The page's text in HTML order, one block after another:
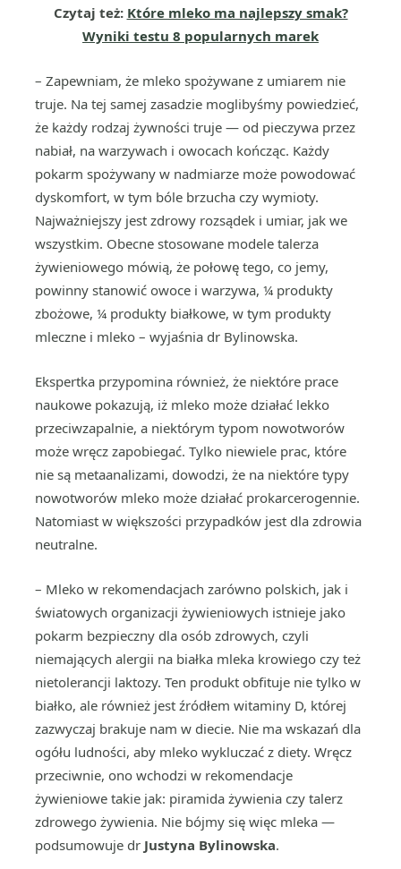
Czytaj też: Które mleko ma najlepszy smak?
Wyniki testu 8 popularnych marek
– Zapewniam, że mleko spożywane z umiarem nie
truje. Na tej samej zasadzie moglibyśmy powiedzieć,
że każdy rodzaj żywności truje — od pieczywa przez
nabiał, na warzywach i owocach kończąc. Każdy
pokarm spożywany w nadmiarze może powodować
dyskomfort, w tym bóle brzucha czy wymioty.
Najważniejszy jest zdrowy rozsądek i umiar, jak we
wszystkim. Obecne stosowane modele talerza
żywieniowego mówią, że połowę tego, co jemy,
powinny stanowić owoce i warzywa, ¼ produkty
zbożowe, ¼ produkty białkowe, w tym produkty
mleczne i mleko – wyjaśnia dr Bylinowska.
Ekspertka przypomina również, że niektóre prace
naukowe pokazują, iż mleko może działać lekko
przeciwzapalnie, a niektórym typom nowotworów
może wręcz zapobiegać. Tylko niewiele prac, które
nie są metaanalizami, dowodzi, że na niektóre typy
nowotworów mleko może działać prokarcerogennie.
Natomiast w większości przypadków jest dla zdrowia
neutralne.
– Mleko w rekomendacjach zarówno polskich, jak i
światowych organizacji żywieniowych istnieje jako
pokarm bezpieczny dla osób zdrowych, czyli
niemających alergii na białka mleka krowiego czy też
nietolerancji laktozy. Ten produkt obfituje nie tylko w
białko, ale również jest źródłem witaminy D, której
zazwyczaj brakuje nam w diecie. Nie ma wskazań dla
ogółu ludności, aby mleko wykluczać z diety. Wręcz
przeciwnie, ono wchodzi w rekomendacje
żywieniowe takie jak: piramida żywienia czy talerz
zdrowego żywienia. Nie bójmy się więc mleka —
podsumowuje dr Justyna Bylinowska.